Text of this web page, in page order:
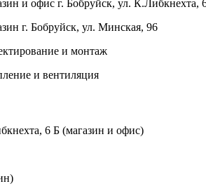
и офис г. Бобруйск, ул. К.Либкнехта,
г. Бобруйск, ул. Минская, 96
и монтаж
и вентиляция
6 Б (магазин и офис)